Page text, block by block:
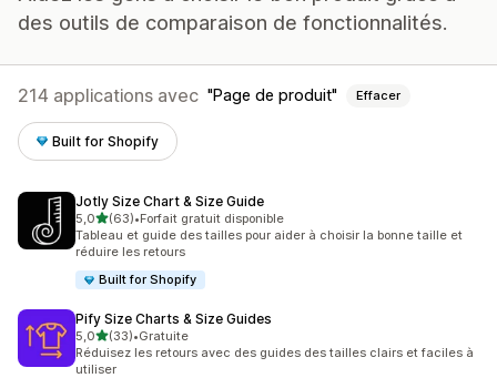
des outils de comparaison de fonctionnalités.
214 applications avec Page de produit Effacer
Built for Shopify
Jotly Size Chart & Size Guide
5,0étoile(s) sur 5
(63)
63 avis au total
•Forfait gratuit disponible
Tableau et guide des tailles pour aider à choisir la bonne taille et
réduire les retours
Built for Shopify
Pify Size Charts & Size Guides
5,0étoile(s) sur 5
(33)
33 avis au total
•Gratuite
Réduisez les retours avec des guides des tailles clairs et faciles à
utiliser